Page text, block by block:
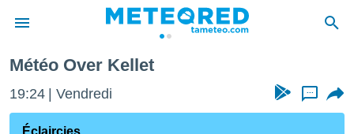
de
Météo Over Kellet
19:24 Vendredi ...
Éclaircies